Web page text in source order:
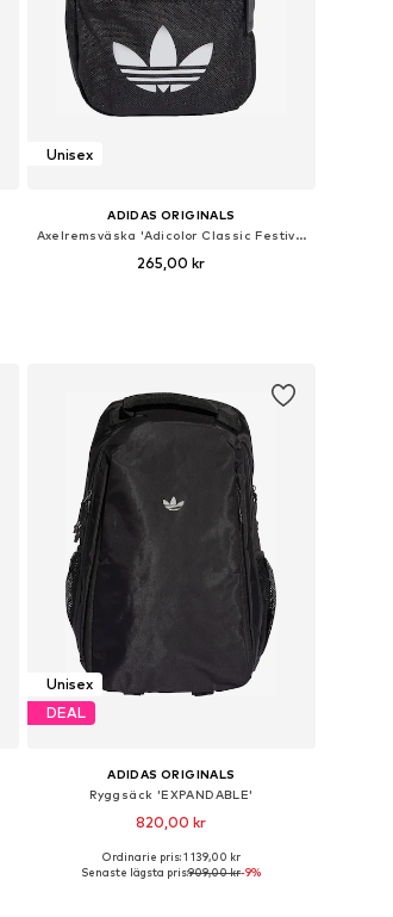
Unisex
ADIDAS ORIGINALS
Axelremsväska 'Adicolor Classic Festival'
265,00 kr
Unisex
DEAL
ADIDAS ORIGINALS
Ryggsäck 'EXPANDABLE'
820,00 kr
Tillgängliga storlekar: One Size
Ordinarie pris: 1 139,00 kr
Senaste lägsta pris:909,00 kr-9%